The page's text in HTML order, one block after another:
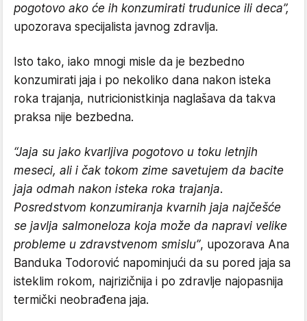
pogotovo ako će ih konzumirati trudunice ili deca”,
upozorava specijalista javnog zdravlja.
Isto tako, iako mnogi misle da je bezbedno
konzumirati jaja i po nekoliko dana nakon isteka
roka trajanja, nutricionistkinja naglašava da takva
praksa nije bezbedna.
“Jaja su jako kvarljiva pogotovo u toku letnjih
meseci, ali i čak tokom zime savetujem da bacite
jaja odmah nakon isteka roka trajanja.
Posredstvom konzumiranja kvarnih jaja najčešće
se javlja salmoneloza koja može da napravi velike
probleme u zdravstvenom smislu”, upozorava Ana
Banduka Todorović napominjući da su pored jaja sa
isteklim rokom, najrizičnija i po zdravlje najopasnija
termički neobrađena jaja.